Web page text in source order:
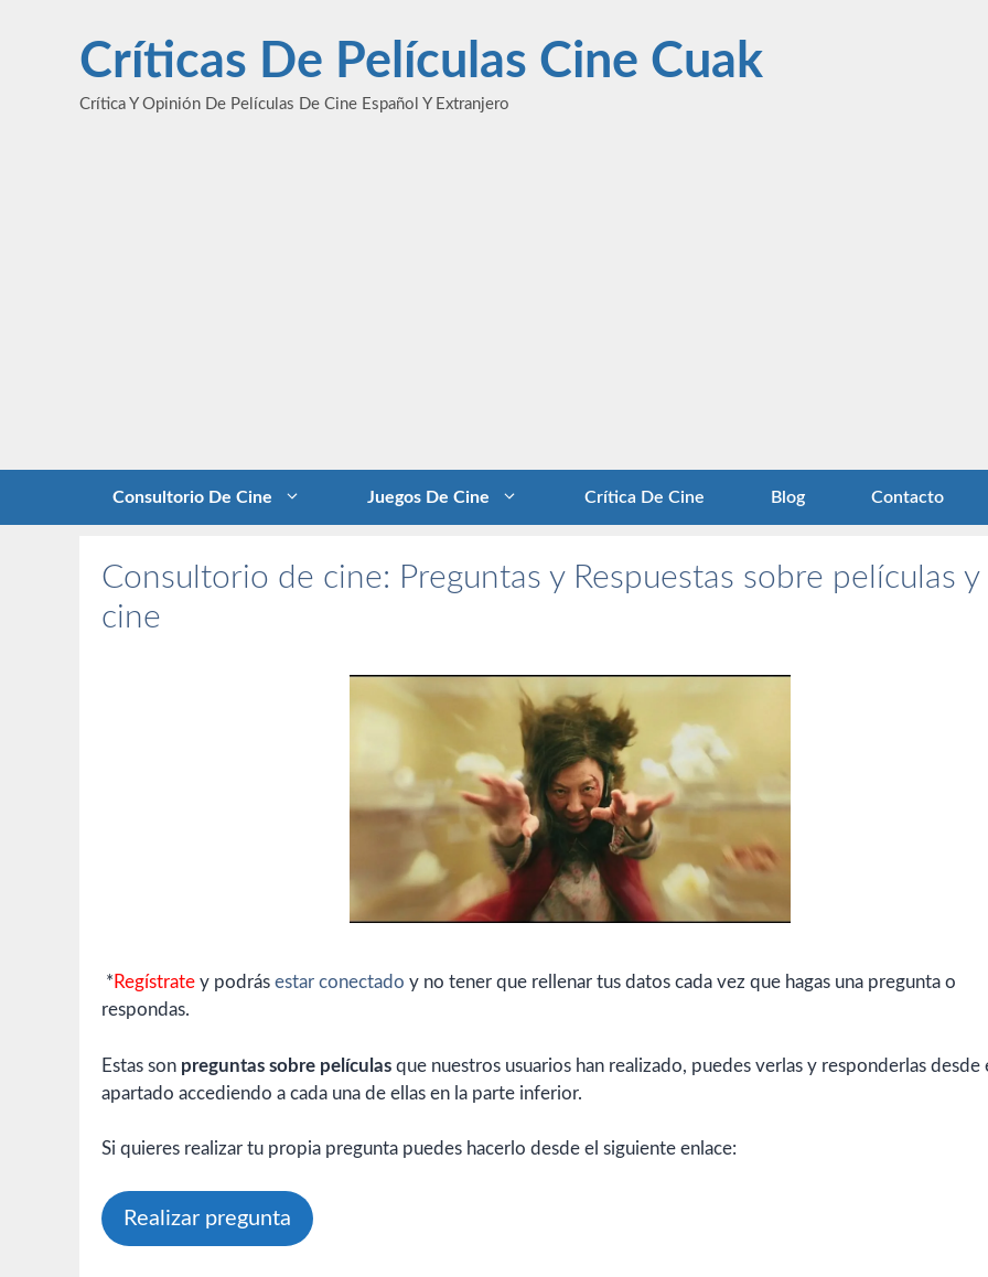
contenidoCríticas De Películas Cine Cuak
Crítica Y Opinión De Películas De Cine Español Y Extranjero
Consultorio De Cine Juegos De Cine Crítica De Cine Blog Contacto
Consultorio de cine: Preguntas y Respuestas sobre películas y
cine
* Regístrate y podrás estar conectado y no tener que rellenar tus datos cada vez que hagas una pregunta o
respondas.
Estas son preguntas sobre películas que nuestros usuarios han realizado, puedes verlas y responderlas desde
apartado accediendo a cada una de ellas en la parte inferior.
Si quieres realizar tu propia pregunta puedes hacerlo desde el siguiente enlace:
Realizar pregunta